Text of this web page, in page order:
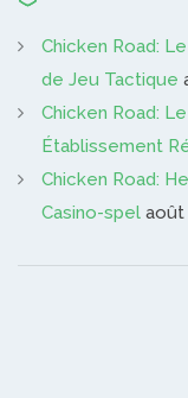
Chicken Road:
de Jeu Tactique
Chicken Road:
Établissement
Chicken Road:
Casino-spel août